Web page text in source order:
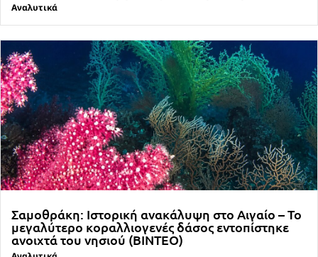
Αναλυτικά
Σαμοθράκη: Ιστορική ανακάλυψη στο Αιγαίο – Το
μεγαλύτερο κοραλλιογενές δάσος εντοπίστηκε
ανοιχτά του νησιού (ΒΙΝΤΕΟ)